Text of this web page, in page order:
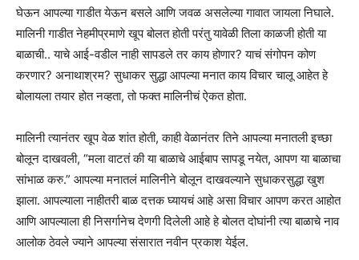
घेऊन आपल्या गाडीत येऊन बसले आणि जवळ असलेल्या गावात जायला निघाले.
मालिनी गाडीत नेहमीप्रमाणे खूप बोलत होती परंतु यावेळी तिला काळजी होती या
बाळाची.. याचे आई-वडील नाही सापडले तर काय होणार? याचं संगोपन कोण
करणार? अनाथाश्रम? सुधाकर सुद्धा आपल्या मनात काय विचार चालू आहेत हे
बोलायला तयार होत नव्हता, तो फक्त मालिनीचं ऐकत होता.
मालिनी त्यानंतर खूप वेळ शांत होती, काही वेळानंतर तिने आपल्या मनातली इच्छा
बोलून दाखवली, “मला वाटतं की या बाळाचे आईबाप सापडू नयेत, आपण या बाळाचा
सांभाळ करु.” आपल्या मनातलं मालिनीने बोलून दाखवल्याने सुधाकरसुद्धा खुश
झाला. आपल्याला नाहीतरी बाळ दत्तक घ्यायचं आहे असा विचार आपण करत आहोत
आणि आपल्याला ही निसर्गानेच देणगी दिलेली आहे हे बोलत दोघांनी त्या बाळाचे नाव
आलोक ठेवले ज्याने आपल्या संसारात नवीन प्रकाश येईल.